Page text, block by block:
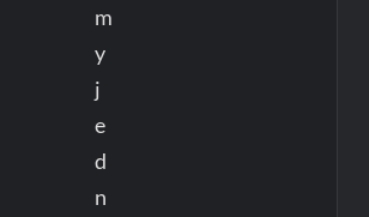
m
y
j
e
d
n